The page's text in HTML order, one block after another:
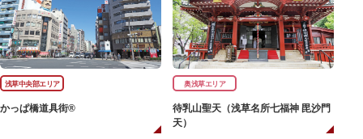
浅草中央部エリア
かっぱ橋道具街®
奥浅草エリア
待乳山聖天（浅草名所七福神 毘沙門
天）